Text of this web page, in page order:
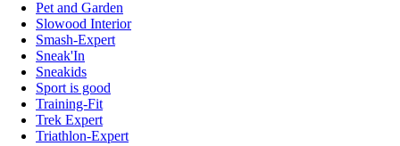
Pet and Garden
Slowood Interior
Smash-Expert
Sneak'In
Sneakids
Sport is good
Training-Fit
Trek Expert
Triathlon-Expert